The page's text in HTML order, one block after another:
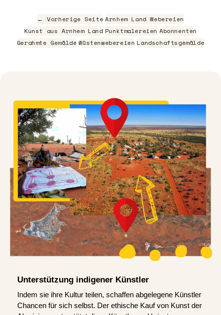
← Vorherige Seite Arnhem Land Webereien
Kunst aus Arnhem Land Punktmalereien Abonnenten
Gerahmte Gemälde Wüstenwebereien Landschaftsgemälde
Unterstützung indigener Künstler
Indem sie ihre Kultur teilen, schaffen abgelegene Künstler
Chancen für sich selbst. Der ethische Kauf von Kunst der